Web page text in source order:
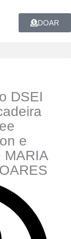
DOAR
DSEI
e
MARIA